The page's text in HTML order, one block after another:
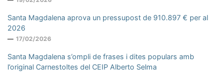
Santa Magdalena aprova un pressupost de 910.897 € per al
2026
17/02/2026
Santa Magdalena s’ompli de frases i dites populars amb
l’original Carnestoltes del CEIP Alberto Selma